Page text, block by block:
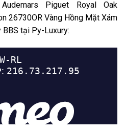
Piguet Royal Oak
26730OR Vàng Hồng Mặt Xám
BBS tại Py-Luxury: